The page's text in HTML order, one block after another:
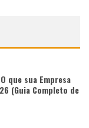
que sua Empresa
(Guia Completo de